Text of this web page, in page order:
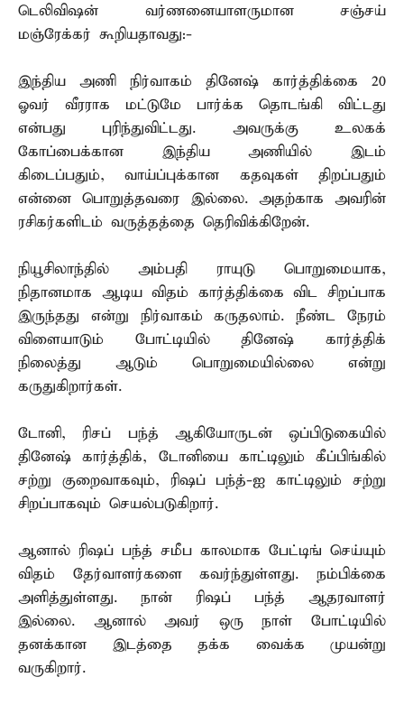
டெலிவிஷன் வர்ணனையாளருமான சஞ்சய்
மஞ்ரேக்கர் கூறியதாவது:-
இந்திய அணி நிர்வாகம் தினேஷ் கார்த்திக்கை 20
ஓவர் வீரராக மட்டுமே பார்க்க தொடங்கி விட்டது
என்பது புரிந்துவிட்டது. அவருக்கு உலகக்
கோப்பைக்கான இந்திய அணியில் இடம்
கிடைப்பதும், வாய்ப்புக்கான கதவுகள் திறப்பதும்
என்னை பொறுத்தவரை இல்லை. அதற்காக அவரின்
ரசிகர்களிடம் வருத்தத்தை தெரிவிக்கிறேன்.
நியூசிலாந்தில் அம்பதி ராயுடு பொறுமையாக,
நிதானமாக ஆடிய விதம் கார்த்திக்கை விட சிறப்பாக
இருந்தது என்று நிர்வாகம் கருதலாம். நீண்ட நேரம்
விளையாடும் போட்டியில் தினேஷ் கார்த்திக்
நிலைத்து ஆடும் பொறுமையில்லை என்று
கருதுகிறார்கள்.
டோனி, ரிசப் பந்த் ஆகியோருடன் ஒப்பிடுகையில்
தினேஷ் கார்த்திக், டோனியை காட்டிலும் கீப்பிங்கில்
சற்று குறைவாகவும், ரிஷப் பந்த்-ஐ காட்டிலும் சற்று
சிறப்பாகவும் செயல்படுகிறார்.
ஆனால் ரிஷப் பந்த் சமீப காலமாக பேட்டிங் செய்யும்
விதம் தேர்வாளர்களை கவர்ந்துள்ளது. நம்பிக்கை
அளித்துள்ளது. நான் ரிஷப் பந்த் ஆதரவாளர்
இல்லை. ஆனால் அவர் ஒரு நாள் போட்டியில்
தனக்கான இடத்தை தக்க வைக்க முயன்று
வருகிறார்.